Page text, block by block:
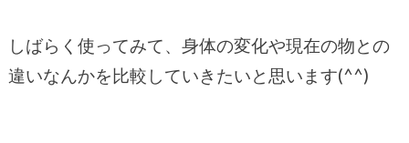
しばらく使ってみて、身体の変化や現在の物との
違いなんかを比較していきたいと思います(^^)